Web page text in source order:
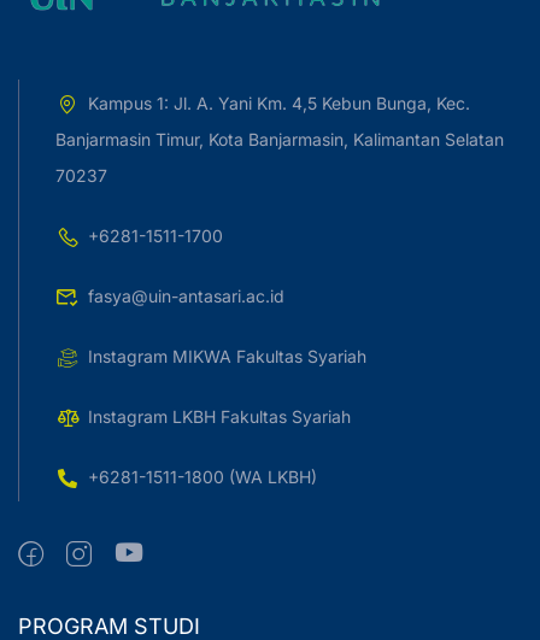
Kampus 1: Jl. A. Yani Km. 4,5 Kebun Bunga, Kec.
Banjarmasin Timur, Kota Banjarmasin, Kalimantan Selatan
70237
+6281-1511-1700
fasya@uin-antasari.ac.id
Instagram MIKWA Fakultas Syariah
Instagram LKBH Fakultas Syariah
+6281-1511-1800 (WA LKBH)
PROGRAM STUDI